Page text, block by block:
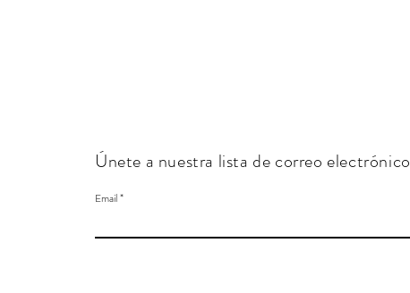
Únete a nuestra lista de correo electrónico
Email